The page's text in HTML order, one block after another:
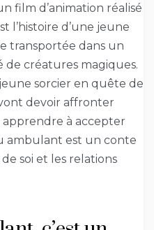
film d’animation réalisé
l’histoire d’une jeune
transportée dans un
créatures magiques.
sorcier en quête de
devoir affronter
à accepter
ambulant est un conte
soi et les relations